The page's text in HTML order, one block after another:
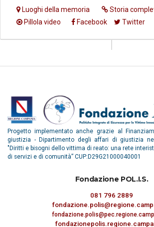
Luoghi della memoria
Storia
Pillola video
Facebook Twitter
Progetto implementato anche grazie al
giustizia - Dipartimento degli affari di giustizia
"Diritti e bisogni dello vittima di reato: una rete
di servizi e di comunità” CUP:D29G21000040001
Fondazione POL.I.S.
081 796 2889